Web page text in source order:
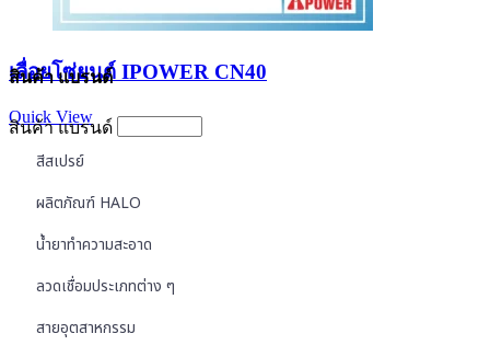
เลื่อยโซ่ยนต์ IPOWER CN40
Quick View
สินค้า แบรนด์
สินค้า แบรนด์
สีสเปรย์
ผลิตภัณฑ์ HALO
น้ำยาทำความสะอาด
ลวดเชื่อมประเภทต่าง ๆ
สายอุตสาหกรรม